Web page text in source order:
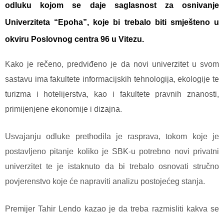
odluku kojom se daje saglasnost za osnivanje
Univerziteta “Epoha”, koje bi trebalo biti smješteno u
okviru Poslovnog centra 96 u Vitezu.
Kako je rečeno, predviđeno je da novi univerzitet u svom
sastavu ima fakultete informacijskih tehnologija, ekologije te
turizma i hotelijerstva, kao i fakultete pravnih znanosti,
primijenjene ekonomije i dizajna.
Usvajanju odluke prethodila je rasprava, tokom koje je
postavljeno pitanje koliko je SBK-u potrebno novi privatni
univerzitet te je istaknuto da bi trebalo osnovati stručno
povjerenstvo koje će napraviti analizu postojećeg stanja.
Premijer Tahir Lendo kazao je da treba razmisliti kakva se